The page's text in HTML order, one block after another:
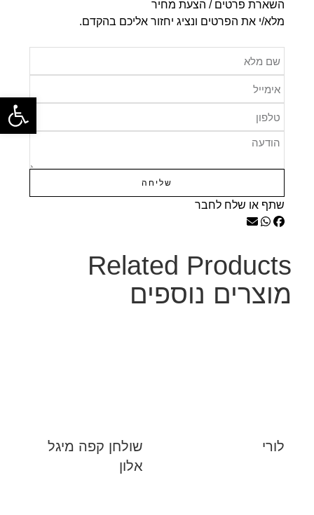
השארת פרטים / הצעת מחיר
מלא/י את הפרטים ונציג יחזור אליכם בהקדם.
שליחה
שתף או שלח לחבר
Related Products
מוצרים נוספים
לורי
שולחן קפה מיגל
אלון